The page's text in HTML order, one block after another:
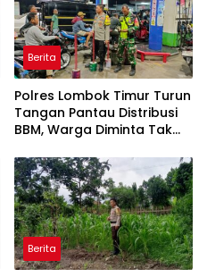
Berita
Polres Lombok Timur Turun
Tangan Pantau Distribusi
BBM, Warga Diminta Tak
Berita